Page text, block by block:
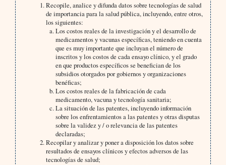
Recopile, analice y difunda datos sobre tecnologías de salud
de importancia para la salud pública, incluyendo, entre otros,
los siguientes:
Los costos reales de la investigación y el desarrollo de
medicamentos y vacunas específicas, teniendo en cuenta
que es muy importante que incluyan el número de
inscritos y los costos de cada ensayo clínico, y el grado
en que productos específicos se benefician de los
subsidios otorgados por gobiernos y organizaciones
benéficas;
Los costos reales de la fabricación de cada
medicamento, vacuna y tecnología sanitaria;
La situación de las patentes, incluyendo información
sobre los enfrentamientos a las patentes y otras disputas
sobre la validez y / o relevancia de las patentes
declaradas;
Recopilar y analizar y poner a disposición los datos sobre
resultados de ensayos clínicos y efectos adversos de las
tecnologías de salud;